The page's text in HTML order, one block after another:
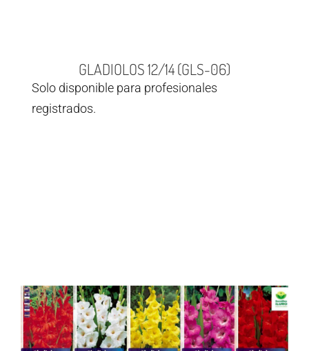
GLADIOLOS 12/14 (GLS-06)
Solo disponible para profesionales
registrados.